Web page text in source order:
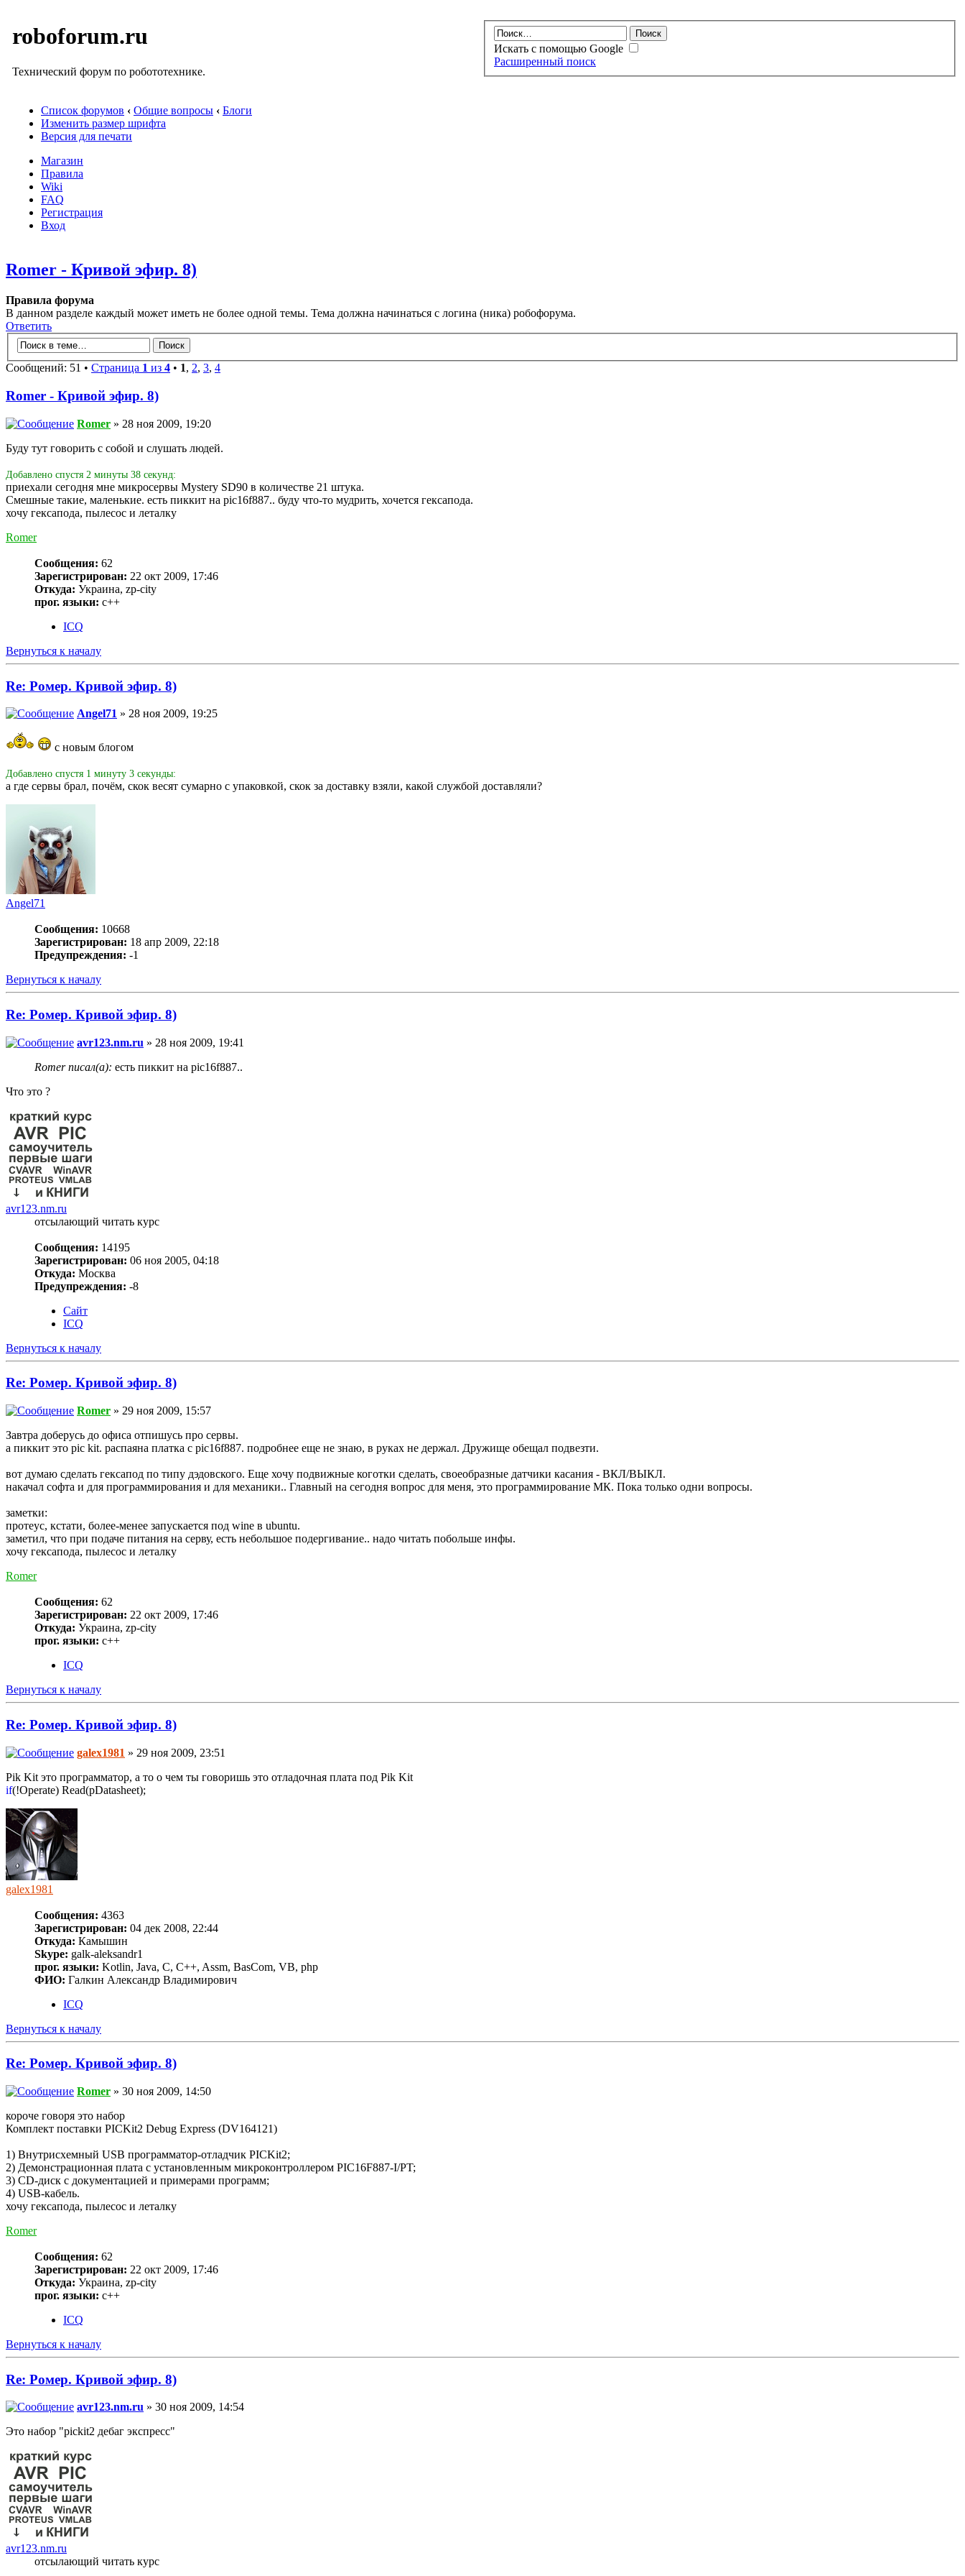
roboforum.ru
Технический форум по робототехнике.
Искать с помощью Google
Расширенный поиск
Список форумов ‹ Общие вопросы ‹ Блоги
Изменить размер шрифта
Версия для печати
Магазин
Правила
Wiki
FAQ
Регистрация
Вход
Romer - Кривой эфир. 8)
Правила форума
В данном разделе каждый может иметь не более одной темы. Тема должна начинаться с логина (ника) робофорума.
Ответить
Сообщений: 51 • Страница 1 из 4 • 1, 2, 3, 4
Romer - Кривой эфир. 8)
Romer » 28 ноя 2009, 19:20
Буду тут говорить с собой и слушать людей.
Добавлено спустя 2 минуты 38 секунд:
приехали сегодня мне микросервы Mystery SD90 в количестве 21 штука.
Смешные такие, маленькие. есть пиккит на pic16f887.. буду что-то мудрить, хочется гексапода.
хочу гексапода, пылесос и леталку
Romer
Сообщения: 62
Зарегистрирован: 22 окт 2009, 17:46
Откуда: Украина, zp-city
прог. языки: с++
ICQ
Вернуться к началу
Re: Ромер. Кривой эфир. 8)
Angel71 » 28 ноя 2009, 19:25
с новым блогом
Добавлено спустя 1 минуту 3 секунды:
а где сервы брал, почём, скок весят сумарно с упаковкой, скок за доставку взяли, какой службой доставляли?
Angel71
Сообщения: 10668
Зарегистрирован: 18 апр 2009, 22:18
Предупреждения: -1
Вернуться к началу
Re: Ромер. Кривой эфир. 8)
avr123.nm.ru » 28 ноя 2009, 19:41
Romer писал(а): есть пиккит на pic16f887..
Что это ?
avr123.nm.ru
отсылающий читать курс
Сообщения: 14195
Зарегистрирован: 06 ноя 2005, 04:18
Откуда: Москва
Предупреждения: -8
Сайт
ICQ
Вернуться к началу
Re: Ромер. Кривой эфир. 8)
Romer » 29 ноя 2009, 15:57
Завтра доберусь до офиса отпишусь про сервы.
а пиккит это pic kit. распаяна платка с pic16f887. подробнее еще не знаю, в руках не держал. Дружище обещал подвезти.
вот думаю сделать гексапод по типу дэдовского. Еще хочу подвижные коготки сделать, своеобразные датчики касания - ВКЛ/ВЫКЛ.
накачал софта и для программирования и для механики.. Главный на сегодня вопрос для меня, это программирование МК. Пока только одни вопросы.
заметки:
протеус, кстати, более-менее запускается под wine в ubuntu.
заметил, что при подаче питания на серву, есть небольшое подергивание.. надо читать побольше инфы.
хочу гексапода, пылесос и леталку
Romer
Сообщения: 62
Зарегистрирован: 22 окт 2009, 17:46
Откуда: Украина, zp-city
прог. языки: с++
ICQ
Вернуться к началу
Re: Ромер. Кривой эфир. 8)
galex1981 » 29 ноя 2009, 23:51
Pik Kit это программатор, а то о чем ты говоришь это отладочная плата под Pik Kit
if(!Operate) Read(pDatasheet);
galex1981
Сообщения: 4363
Зарегистрирован: 04 дек 2008, 22:44
Откуда: Камышин
Skype: galk-aleksandr1
прог. языки: Kotlin, Java, C, C++, Assm, BasCom, VB, php
ФИО: Галкин Александр Владимирович
ICQ
Вернуться к началу
Re: Ромер. Кривой эфир. 8)
Romer » 30 ноя 2009, 14:50
короче говоря это набор
Комплект поставки PICKit2 Debug Express (DV164121)
1) Внутрисхемный USB программатор-отладчик PICKit2;
2) Демонстрационная плата с установленным микроконтроллером PIC16F887-I/PT;
3) CD-диск с документацией и примерами программ;
4) USB-кабель.
хочу гексапода, пылесос и леталку
Romer
Сообщения: 62
Зарегистрирован: 22 окт 2009, 17:46
Откуда: Украина, zp-city
прог. языки: с++
ICQ
Вернуться к началу
Re: Ромер. Кривой эфир. 8)
avr123.nm.ru » 30 ноя 2009, 14:54
Это набор "pickit2 дебаг экспресс"
avr123.nm.ru
отсылающий читать курс